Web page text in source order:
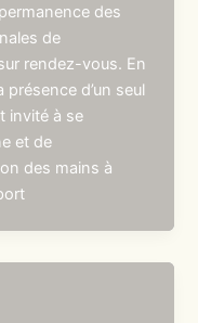
des
de
rendez-vous. En
d’un seul
invité à se
et de
des mains à